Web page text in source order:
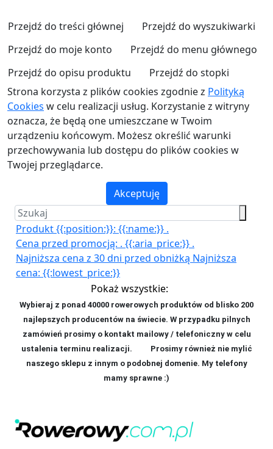
Przejdź do treści głównej
Przejdź do wyszukiwarki
Przejdź do moje konto
Przejdź do menu głównego
Przejdź do opisu produktu
Przejdź do stopki
Strona korzysta z plików cookies zgodnie z Polityką
Cookies w celu realizacji usług. Korzystanie z witryny
oznacza, że będą one umieszczane w Twoim
urządzeniu końcowym. Możesz określić warunki
przechowywania lub dostępu do plików cookies w
Twojej przeglądarce.
Akceptuję
Produkt {{:position:}}: {{:name:}} .
Cena przed promocją: . {{:aria_price:}} .
Najniższa cena z 30 dni przed obniżką Najniższa
cena: {{:lowest_price:}}
Pokaż wszystkie:
Wybieraj z ponad 40000 rowerowych produktów od blisko 200
najlepszych producentów na świecie. W przypadku pilnych
zamówień prosimy o kontakt mailowy / telefoniczny w celu
ustalenia terminu realizacji. Prosimy również nie mylić
naszego sklepu z innym o podobnej domenie. My telefony
mamy sprawne :)